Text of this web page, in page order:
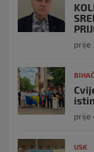
prije
BIHAĆ
prije
USK